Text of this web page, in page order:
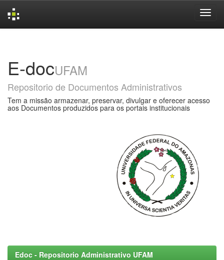
E-docUFAM
Repositorio de Documentos Administrativos
Tem a missão armazenar, preservar, divulgar e oferecer acesso
aos Documentos produzidos para os portais institucionais
Edoc - Repositorio Administrativo UFAM